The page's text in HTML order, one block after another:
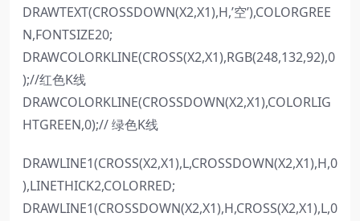
DRAWTEXT(CROSSDOWN(X2,X1),H,’空’),COLORGREE
N,FONTSIZE20;
DRAWCOLORKLINE(CROSS(X2,X1),RGB(248,132,92),0
);//红色K线
DRAWCOLORKLINE(CROSSDOWN(X2,X1),COLORLIG
HTGREEN,0);// 绿色K线
DRAWLINE1(CROSS(X2,X1),L,CROSSDOWN(X2,X1),H,0
),LINETHICK2,COLORRED;
DRAWLINE1(CROSSDOWN(X2,X1),H,CROSS(X2,X1),L,0